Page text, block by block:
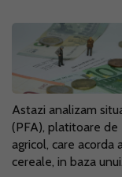
Astazi analizam
(PFA), platitoare
agricol, care acorda
cereale, in baza